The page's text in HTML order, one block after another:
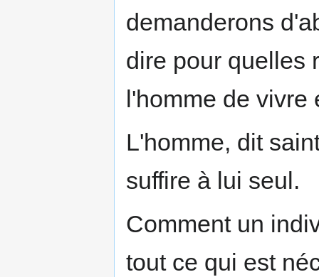
demanderons
dire pour quelles
l'homme de vivre
L'homme, dit
suffire à lui seul.
Comment un
tout ce qui est